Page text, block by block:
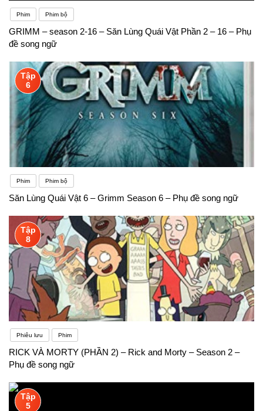
Phim Phim bộ
GRIMM – season 2-16 – Săn Lùng Quái Vật Phần 2 – 16 – Phụ
đề song ngữ
Tập
6
Phim Phim bộ
Săn Lùng Quái Vật 6 – Grimm Season 6 – Phụ đề song ngữ
Tập
8
Phiêu lưu Phim
RICK VÀ MORTY (PHẦN 2) – Rick and Morty – Season 2 –
Phụ đề song ngữ
Tập
5